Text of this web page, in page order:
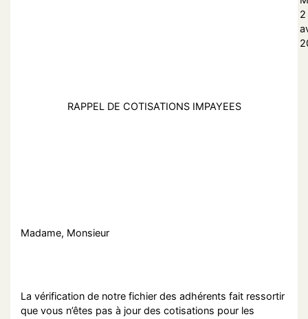
2
RAPPEL DE COTISATIONS IMPAYEES
Madame, Monsieur
La vérification de notre fichier des adhérents fait ressortir
que vous n’êtes pas à jour des cotisations pour les